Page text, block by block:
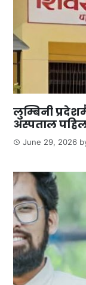
लुम्बिनी
अस्पताल
June 29, 2026